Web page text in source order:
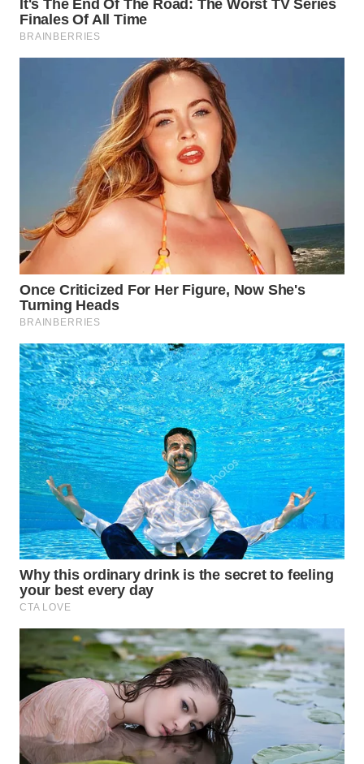
LIKUPANG
WN
WAHANA
WAHANA
TANI
WAHANA
ADVOKAT
WAHANA
INFRASTRUKTUR
WAHANA
KONSUMEN
WAHANA
LISTRIK
WAHANA
WAHANA
TV
WAHANANEWS
ID